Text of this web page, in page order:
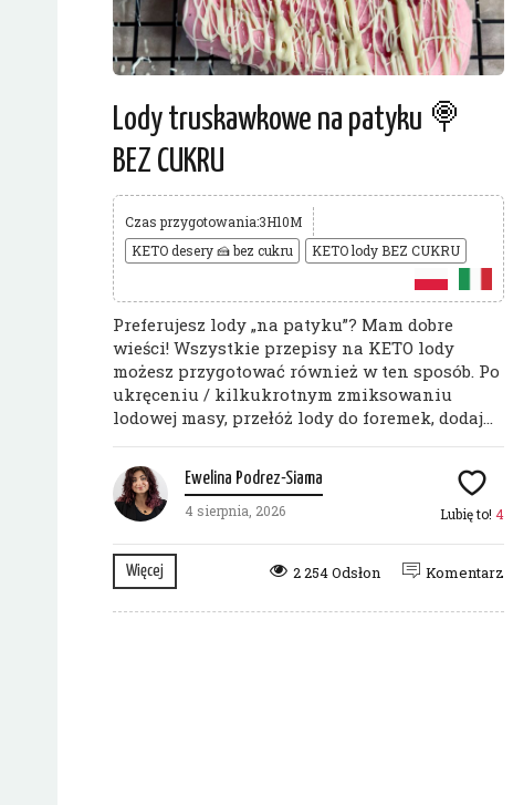
Lody truskawkowe na patyku 🍭
BEZ CUKRU
Czas przygotowania:3H10M
KETO desery 🍰 bez cukru
KETO lody BEZ CUKRU
Preferujesz lody „na patyku”? Mam dobre
wieści! Wszystkie przepisy na KETO lody
możesz przygotować również w ten sposób. Po
ukręceniu / kilkukrotnym zmiksowaniu
lodowej masy, przełóż lody do foremek, dodaj...
Ewelina Podrez-Siama
4 sierpnia, 2026 Lubię to! 4
Więcej Komentarz
2 254 Odsłon